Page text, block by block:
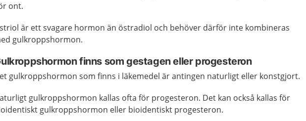
ont.
är ett svagare hormon än östradiol och behöver därför inte kombineras
gulkroppshormon.
finns som gestagen eller progesteron
gulkroppshormon som finns i läkemedel är antingen naturligt eller konstgjort.
gulkroppshormon kallas ofta för progesteron. Det kan också kallas för
gulkroppshormon eller bioidentiskt progesteron.